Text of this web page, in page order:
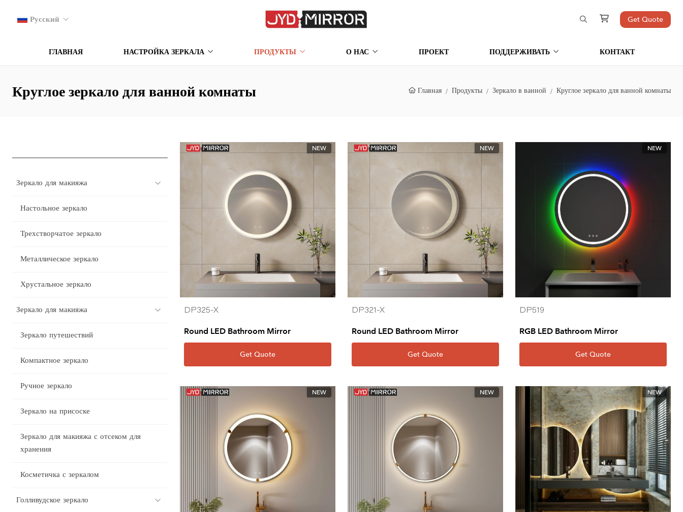
Русский Get Quote
ГЛАВНАЯ НАСТРОЙКА ЗЕРКАЛА ПРОДУКТЫ О НАС ПРОЕКТ ПОДДЕРЖИВАТЬ КОНТАКТ
Круглое зеркало для ванной комнаты Главная Продукты Зеркало в ванной Круглое зеркало для ванной комнаты
NEW
DP325-X
Round LED Bathroom Mirror
Get Quote
NEW
DP321-X
Round LED Bathroom Mirror
Get Quote
NEW
DP519
RGB LED Bathroom Mirror
Get Quote
NEW NEW NEW
Зеркало для макияжа
Настольное зеркало
Трехстворчатое зеркало
Металлическое зеркало
Хрустальное зеркало
Зеркало для макияжа
Зеркало путешествий
Компактное зеркало
Ручное зеркало
Зеркало на присоске
Зеркало для макияжа с отсеком для
хранения
Косметичка с зеркалом
Голливудское зеркало